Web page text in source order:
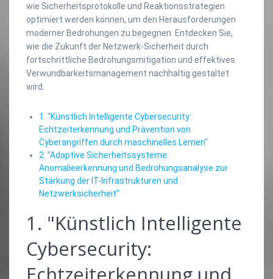
wie Sicherheitsprotokolle und Reaktionsstrategien
optimiert werden können, um den Herausforderungen
moderner Bedrohungen zu begegnen. Entdecken Sie,
wie die Zukunft der Netzwerk-Sicherheit durch
fortschrittliche Bedrohungsmitigation und effektives
Verwundbarkeitsmanagement nachhaltig gestaltet
wird.
1. "Künstlich Intelligente Cybersecurity:
Echtzeiterkennung und Prävention von
Cyberangriffen durch maschinelles Lernen"
2. "Adaptive Sicherheitssysteme:
Anomalieerkennung und Bedrohungsanalyse zur
Stärkung der IT-Infrastrukturen und
Netzwerksicherheit"
1. "Künstlich Intelligente
Cybersecurity: